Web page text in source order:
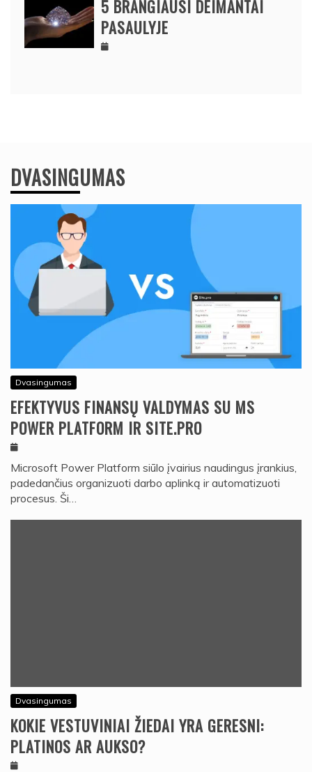
5 BRANGIAUSI DEIMANTAI
PASAULYJE
DVASINGUMAS
Dvasingumas
EFEKTYVUS FINANSŲ VALDYMAS SU MS
POWER PLATFORM IR SITE.PRO
Microsoft Power Platform siūlo įvairius naudingus įrankius,
padedančius organizuoti darbo aplinką ir automatizuoti
procesus. Ši…
Dvasingumas
KOKIE VESTUVINIAI ŽIEDAI YRA GERESNI:
PLATINOS AR AUKSO?